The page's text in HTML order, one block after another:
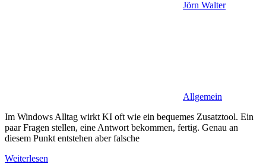
Jörn Walter
Allgemein
Im Windows Alltag wirkt KI oft wie ein bequemes Zusatztool. Ein
paar Fragen stellen, eine Antwort bekommen, fertig. Genau an
diesem Punkt entstehen aber falsche
Weiterlesen